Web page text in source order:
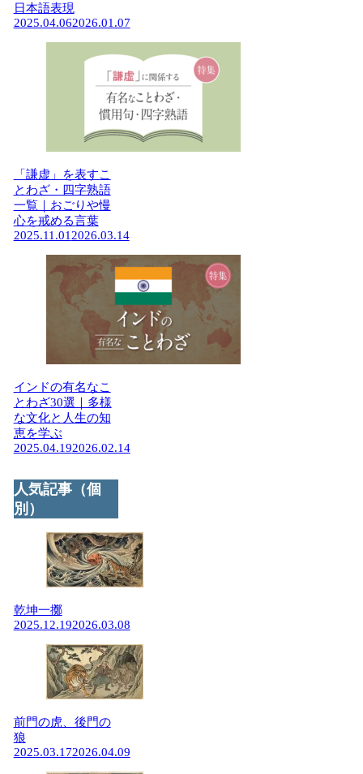
日本語表現
2025.04.062026.01.07
「謙虚」を表すこ
とわざ・四字熟語
一覧｜おごりや慢
心を戒める言葉
2025.11.01 2026.03.14
インドの有名なこ
とわざ30選｜多様
な文化と人生の知
恵を学ぶ
2025.04.192026.02.14
人気記事（個
別）
乾坤一擲
2025.12.192026.03.08
前門の虎、後門の
狼
2025.03.172026.04.09